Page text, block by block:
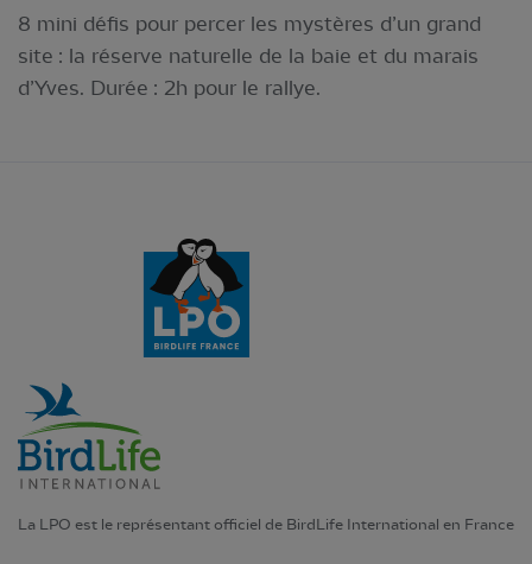
8 mini défis pour percer les mystères d’un grand
site : la réserve naturelle de la baie et du marais
d’Yves. Durée : 2h pour le rallye.
La LPO est le représentant officiel de BirdLife International en France